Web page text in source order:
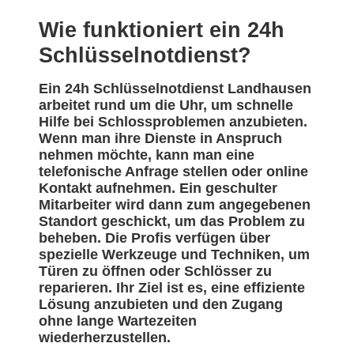
Wie funktioniert ein 24h
Schlüsselnotdienst?
Ein 24h Schlüsselnotdienst Landhausen
arbeitet rund um die Uhr, um schnelle
Hilfe bei Schlossproblemen anzubieten.
Wenn man ihre Dienste in Anspruch
nehmen möchte, kann man eine
telefonische Anfrage stellen oder online
Kontakt aufnehmen. Ein geschulter
Mitarbeiter wird dann zum angegebenen
Standort geschickt, um das Problem zu
beheben. Die Profis verfügen über
spezielle Werkzeuge und Techniken, um
Türen zu öffnen oder Schlösser zu
reparieren. Ihr Ziel ist es, eine effiziente
Lösung anzubieten und den Zugang
ohne lange Wartezeiten
wiederherzustellen.